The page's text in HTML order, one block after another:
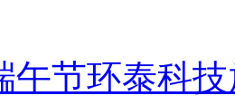
午节环泰科